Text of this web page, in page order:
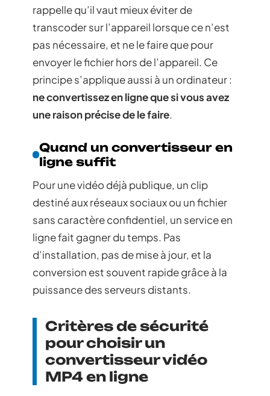
rappelle qu’il vaut mieux éviter de
transcoder sur l’appareil lorsque ce n’est
pas nécessaire, et ne le faire que pour
envoyer le fichier hors de l’appareil. Ce
principe s’applique aussi à un ordinateur :
ne convertissez en ligne que si vous avez
une raison précise de le faire.
Quand un convertisseur en
ligne suffit
Pour une vidéo déjà publique, un clip
destiné aux réseaux sociaux ou un fichier
sans caractère confidentiel, un service en
ligne fait gagner du temps. Pas
d’installation, pas de mise à jour, et la
conversion est souvent rapide grâce à la
puissance des serveurs distants.
Critères de sécurité
pour choisir un
convertisseur vidéo
MP4 en ligne